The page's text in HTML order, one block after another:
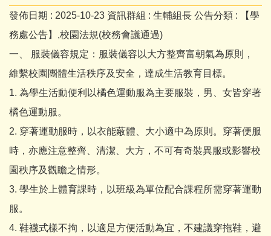
發佈日期 : 2025-10-23 資訊群組 : 生輔組長 公告分類 :
【學
務處公告】,校園法規(校務會議通過)
一、 服裝儀容規定：服裝儀容以大方整齊富朝氣為原則，
維繫校園團體生活秩序及安全，達成生活教育目標。
1. 為學生活動便利以橘色運動服為主要服裝，男、女皆穿著
橘色運動服。
2. 穿著運動服時，以衣能蔽體、大小適中為原則。穿著便服
時，亦應注意整齊、清潔、大方，不可有奇裝異服或影響校
園秩序及觀瞻之情形。
3. 學生於上體育課時，以班級為單位配合課程所需穿著運動
服。
4. 鞋襪式樣不拘，以適足方便活動為宜，不建議穿拖鞋，避